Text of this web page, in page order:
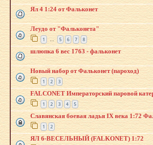
Ял 4 1:24 от Фальконет
Леудо от "Фальконета"
1 … 5 6 7 8
шлюпка 6 вес 1763 - фальконет
Новый набор от Фальконет (пароход)
1 2 3
FALCONET Императорский паровой
1 2 3 4 5
Славянская боевая ладья IX века 1:72
1 2
ЯЛ 6-ВЕСЕЛЬНЫЙ (FALKONET) 1:72